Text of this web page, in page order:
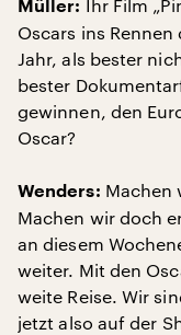
Müller: Ihr Film
Oscars ins
Jahr, als bester
bester
gewinnen, den
Oscar?
Wenders: Machen
Machen wir doch
an diesem
weiter. Mit den
weite Reise. Wir
jetzt also auf der